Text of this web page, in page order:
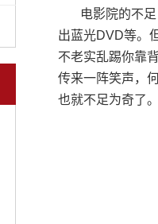
电影院的不
出蓝光DVD等。
不老实乱踢你靠
传来一阵笑声，
也就不足为奇了。